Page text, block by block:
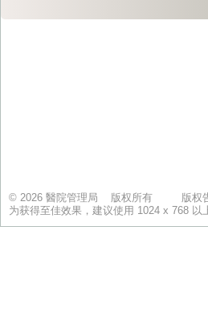
© 2026 醫院管理局 版权所有 版权
为获得至佳效果，建议使用 1024 x 768 以